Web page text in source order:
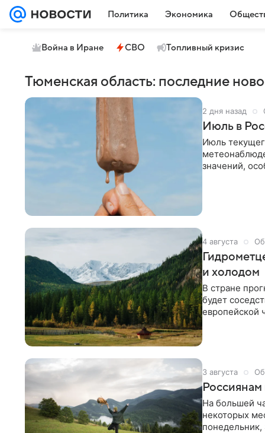
Политика Экономика
Война в Иране СВО Топливный кризис
Тюменская область: последние
2 дня назад
Июль в
Июль
значений,
регулярных
4 августа
и холодом
В стране
будет
европейской
3 августа
На большей
некоторых
понедельник,